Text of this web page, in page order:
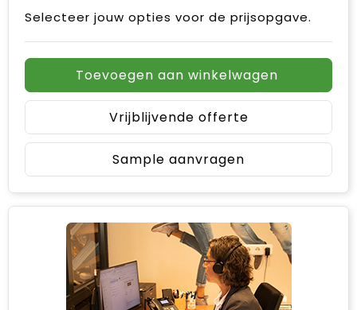
Selecteer jouw opties voor de prijsopgave.
Toevoegen aan winkelwagen
Vrijblijvende offerte
Sample aanvragen